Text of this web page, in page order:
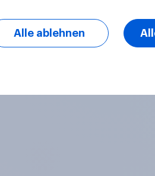
Alle ablehnen